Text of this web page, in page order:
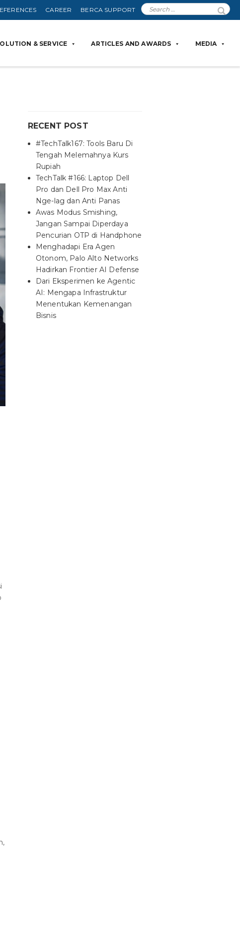
CAREER BERCA SUPPORT
& SERVICE ARTICLES AND AWARDS MEDIA
RECENT POST
#TechTalk167: Tools Baru Di
Tengah Melemahnya Kurs
Rupiah
TechTalk #166: Laptop Dell
Pro dan Dell Pro Max Anti
Nge-lag dan Anti Panas
Awas Modus Smishing,
Jangan Sampai Diperdaya
Pencurian OTP di Handphone
Menghadapi Era Agen
Otonom, Palo Alto Networks
Hadirkan Frontier AI Defense
Dari Eksperimen ke Agentic
AI: Mengapa Infrastruktur
Menentukan Kemenangan
Bisnis